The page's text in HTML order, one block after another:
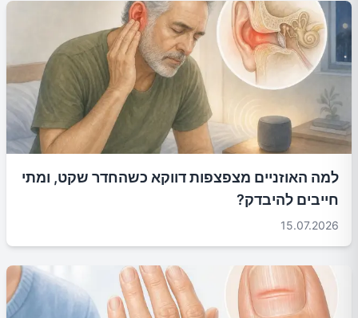
למה האוזניים מצפצפות דווקא כשהחדר שקט, ומתי
חייבים להיבדק?
15.07.2026